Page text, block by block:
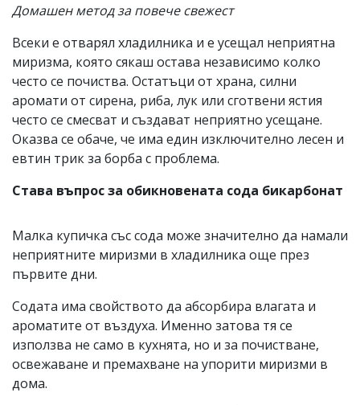
отговорност
тях!
Ако
откриете
обиден
за
вас
моля
сигнализирайте
Домашен метод за повече свежест
Всеки е отварял хладилника и е усещал неприятна
миризма, която сякаш остава независимо колко
често се почиства. Остатъци от храна, силни
аромати от сирена, риба, лук или сготвени ястия
често се смесват и създават неприятно усещане.
Оказва се обаче, че има един изключително лесен и
евтин трик за борба с проблема.
Става въпрос за обикновената сода бикарбонат
Малка купичка със сода може значително да намали
неприятните миризми в хладилника още през
първите дни.
Содата има свойството да абсорбира влагата и
ароматите от въздуха. Именно затова тя се
използва не само в кухнята, но и за почистване,
освежаване и премахване на упорити миризми в
дома.